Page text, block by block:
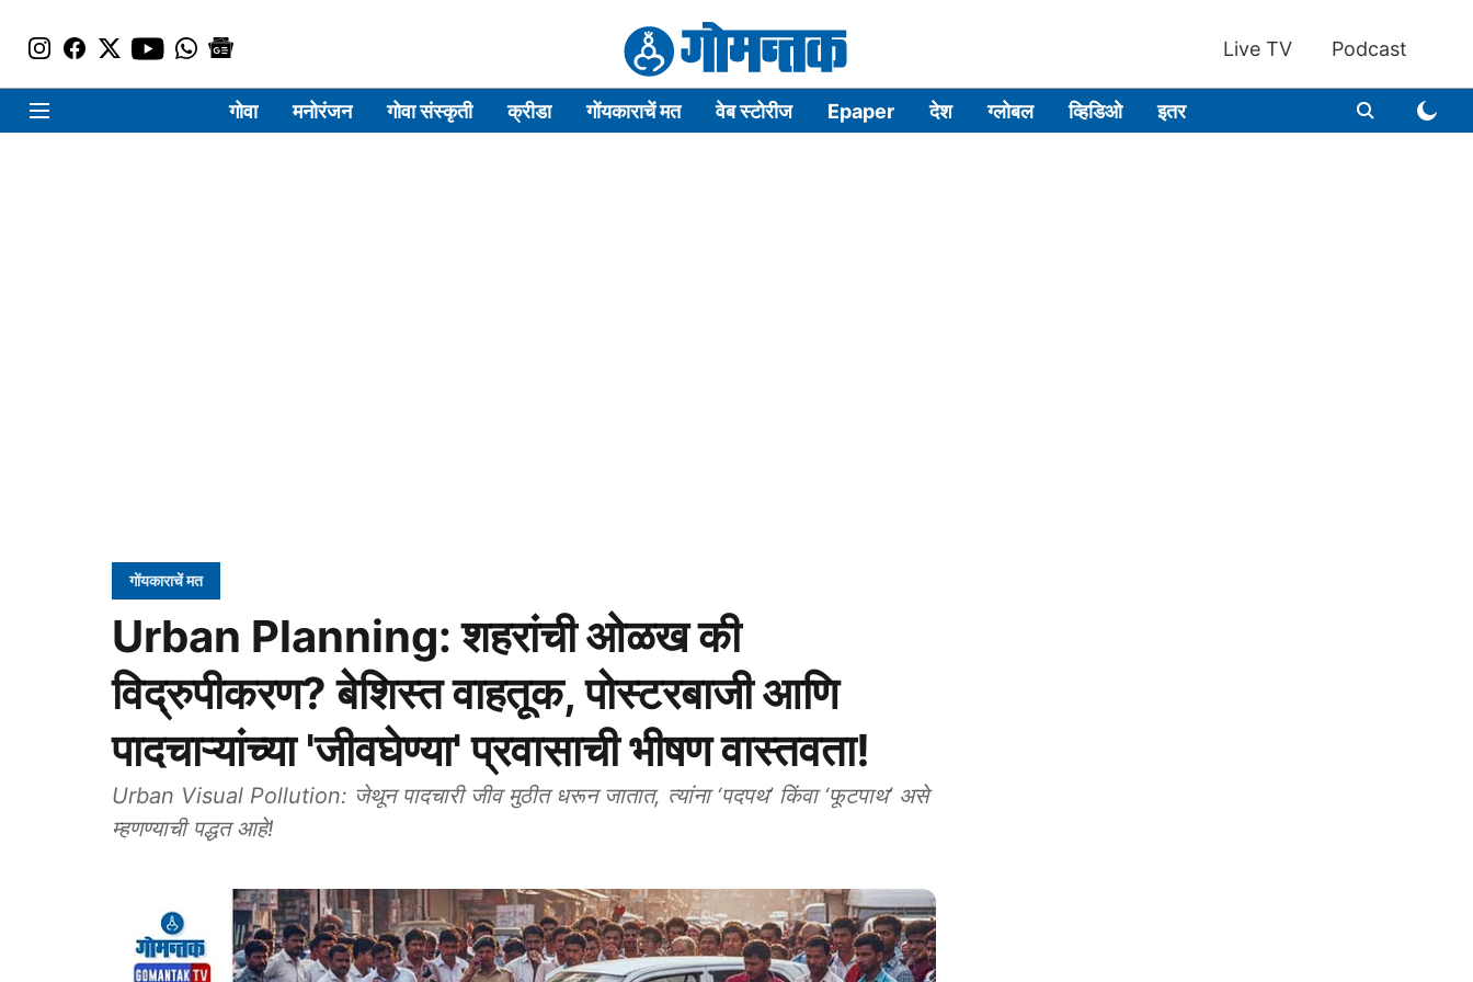
Live TV Podcast
गोवा मनोरंजन गोवा संस्कृती क्रीडा गोंयकाराचें मत वेब स्टोरीज Epaper देश ग्लोबल व्हिडिओ इतर
गोंयकाराचें मत
Urban Planning: शहरांची ओळख की
विद्रुपीकरण? बेशिस्त वाहतूक, पोस्टरबाजी आणि
पादचाऱ्यांच्या 'जीवघेण्या' प्रवासाची भीषण वास्तवता!
Urban Visual Pollution: जेथून पादचारी जीव मुठीत धरून जातात, त्यांना ‘पदपथ’ किंवा ‘फूटपाथ’ असे
म्हणण्याची पद्धत आहे!